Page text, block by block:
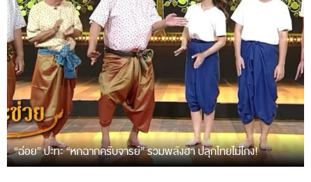
“ฉ่อย” ปะทะ “หกฉากครับจารย์” รวมพลังฮา ปลุกไทยไม่โกง!